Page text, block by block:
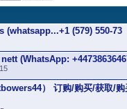
(579) 550-73
(WhatsApp:
） 订购/购买/获取/